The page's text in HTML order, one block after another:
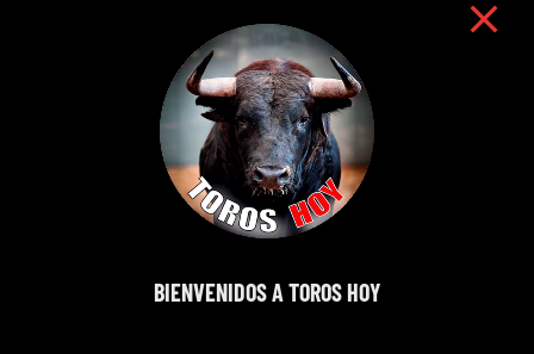
7 de agosto de 2026
BIENVENIDOS A TOROS HOY